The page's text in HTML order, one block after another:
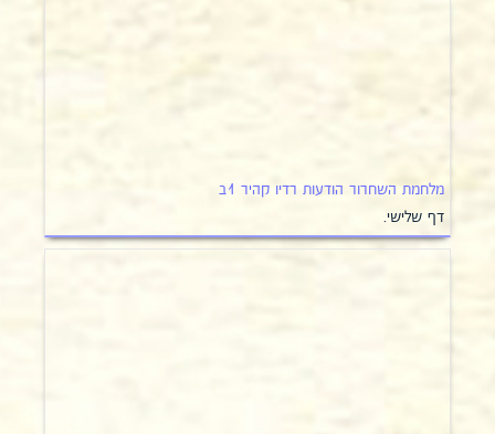
מלחמת השחרור הודעות רדיו קהיר 1ב
דף שלישי.